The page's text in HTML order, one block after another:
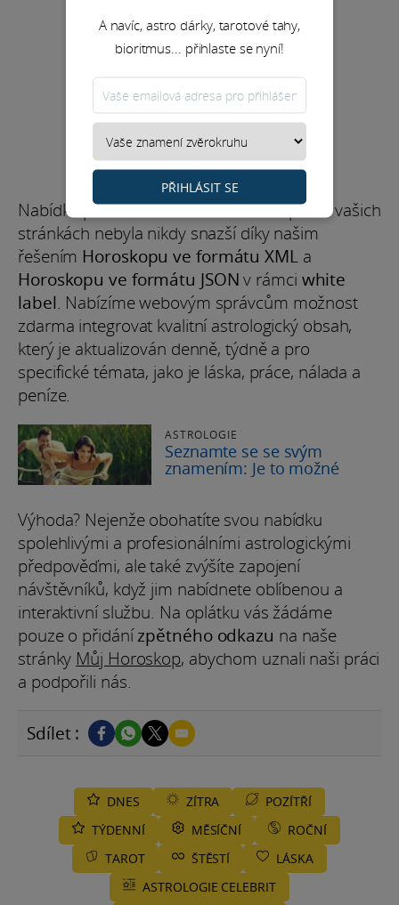
Nabídka personalizovaného horoskopu na vašich
stránkách nebyla nikdy snazší díky našim
řešením Horoskopu ve formátu XMLa
Horoskopu ve formátu JSONv rámci white
label. Nabízíme webovým správcům možnost
zdarma integrovat kvalitní astrologický obsah,
který je aktualizován denně, týdně a pro
specifické témata, jako je láska, práce, nálada a
peníze.
ASTROLOGIE
Seznamte se se svým
znamením: Je to možné
Výhoda? Nejenže obohatíte svou nabídku
spolehlivými a profesionálními astrologickými
předpověďmi, ale také zvýšíte zapojení
návštěvníků, když jim nabídnete oblíbenou a
interaktivní službu. Na oplátku vás žádáme
pouze o přidánízpětného odkazu na naše
stránky Můj Horoskop, abychom uznali naši práci
a podpořili nás.
Sdílet :
DNES ZÍTRA
POZÍTŘÍ
TÝDENNÍ
MĚSÍČNÍ
ROČNÍ
TAROT
ŠTĚSTÍ
LÁSKA
ASTROLOGIE CELEBRIT
A navíc, astro dárky, tarotové tahy,
bioritmus... přihlaste se nyní!
PŘIHLÁSIT SE